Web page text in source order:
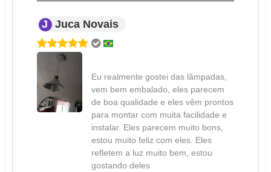
J Juca Novais
Eu realmente gostei das lâmpadas,
vem bem embalado, eles parecem
de boa qualidade e eles vêm prontos
para montar com muita facilidade e
instalar. Eles parecem muito bons,
estou muito feliz com eles. Eles
refletem a luz muito bem, estou
gostando deles